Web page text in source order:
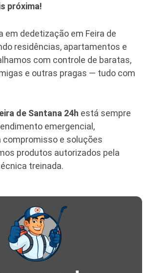
próxima!
em dedetização em Feira de
residências, apartamentos e
com controle de baratas,
e outras pragas — tudo com
de Santana 24h está sempre
emergencial,
e soluções
produtos autorizados pela
treinada.